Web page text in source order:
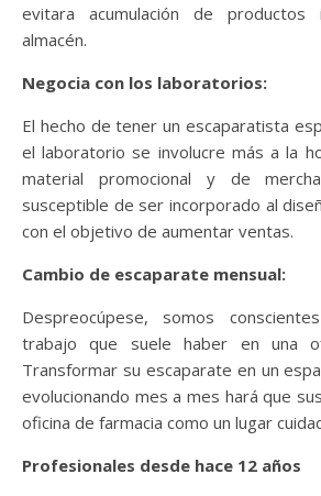
evitara acumulación de productos
almacén.
Negocia con los laboratorios:
El hecho de tener un escaparatista
el laboratorio se involucre más a la
material promocional y de
susceptible de ser incorporado al
con el objetivo de aumentar ventas.
Cambio de escaparate mensual:
Despreocúpese, somos
trabajo que suele haber en una
Transformar su escaparate en un
evolucionando mes a mes hará que
oficina de farmacia como un lugar
Profesionales desde hace 12 años